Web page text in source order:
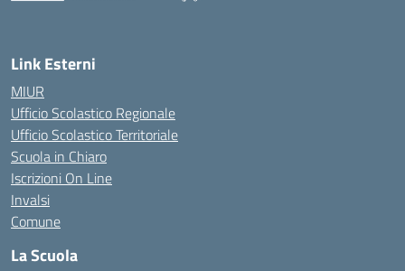
Link Esterni
MIUR
Ufficio Scolastico Regionale
Ufficio Scolastico Territoriale
Scuola in Chiaro
Iscrizioni On Line
Invalsi
Comune
La Scuola